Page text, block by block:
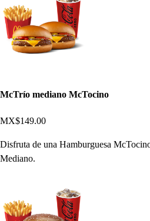
McTrío mediano McTocino
MX$149.00
Disfruta de una Hamburguesa
Mediano.